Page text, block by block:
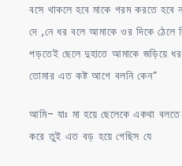
বসে থাকলে হবে মাকে গরম করতে হবে
দে ,নে ধর বলে আমাকে ওর দিকে ঠেলে
পড়তেই ছেলে দুহাতে আমাকে জড়িয়ে
তোমার এত কষ্ট আগে বলনি কেন”
আমি- যাঃ মা হয়ে ছেলেকে একথা
করে তুই এত বড় হয়ে গেছিস যে